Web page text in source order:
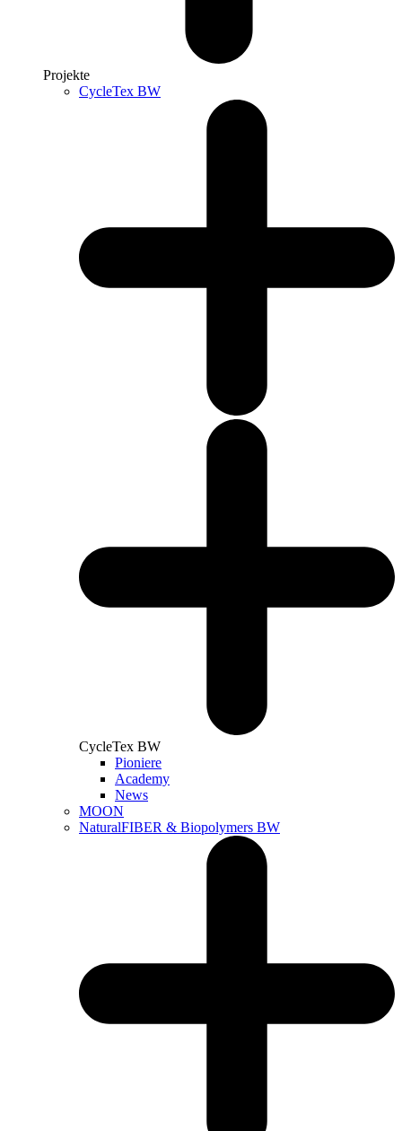
Projekte
CycleTex BW
CycleTex BW
Pioniere
Academy
News
MOON
NaturalFIBER & Biopolymers BW